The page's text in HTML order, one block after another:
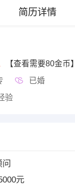
简历详情
【查看需要80金币】
已婚
验
元